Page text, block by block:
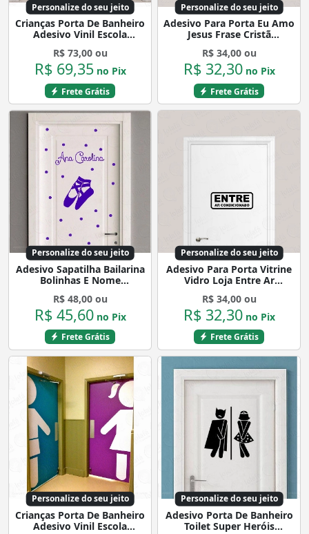
Personalize do seu jeito
Crianças Porta De Banheiro
Adesivo Vinil Escola
R$ 73,00 ou
R$ 69,35 no Pix
Frete Grátis
Personalize do seu jeito
Adesivo Para Porta Eu Amo
Jesus Frase Cristã
R$ 34,00 ou
R$ 32,30 no Pix
Frete Grátis
Personalize do seu jeito
Adesivo Sapatilha Bailarina
Bolinhas E Nome
R$ 48,00 ou
R$ 45,60 no Pix
Frete Grátis
Personalize do seu jeito
Adesivo Para Porta Vitrine
Vidro Loja Entre Ar
R$ 34,00 ou
R$ 32,30 no Pix
Frete Grátis
Personalize do seu jeito
Crianças Porta De Banheiro
Adesivo Vinil Escola
Personalize do seu jeito
Adesivo Porta De Banheiro
Toilet Super Heróis